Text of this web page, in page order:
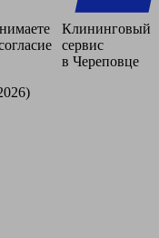
Клининговый
сервис
в Череповце